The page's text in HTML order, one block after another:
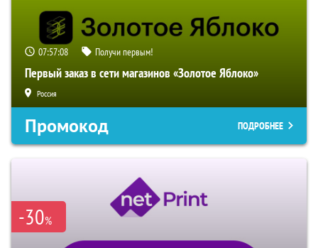
07:57:06 Получи первым!
Первый заказ в сети магазинов «Золотое Яблоко»
Россия
Промокод ПОДРОБНЕЕ
-30%